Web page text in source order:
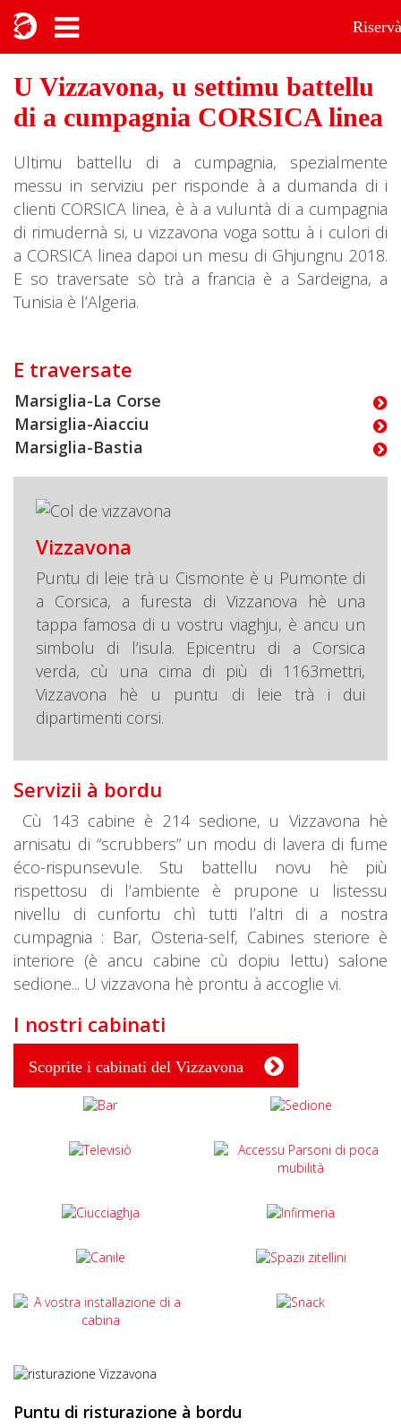
Riservà
U Vizzavona, u settimu battellu
di a cumpagnia CORSICA linea
Ultimu battellu di a cumpagnia, spezialmente
messu in serviziu per risponde à a dumanda di i
clienti CORSICA linea, è à a vuluntà di a cumpagnia
di rimudernà si, u vizzavona voga sottu à i culori di
a CORSICA linea dapoi un mesu di Ghjungnu 2018.
E so traversate sò trà a francia è a Sardeigna, a
Tunisia è l’Algeria.
E traversate
Marsiglia-La Corse
Marsiglia-Aiacciu
Marsiglia-Bastia
Vizzavona
Puntu di leie trà u Cismonte è u Pumonte di
a Corsica, a furesta di Vizzanova hè una
tappa famosa di u vostru viaghju, è ancu un
simbolu di l’isula. Epicentru di a Corsica
verda, cù una cima di più di 1163mettri,
Vizzavona hè u puntu di leie trà i dui
dipartimenti corsi.
Servizii à bordu
Cù 143 cabine è 214 sedione, u Vizzavona hè
arnisatu di “scrubbers” un modu di lavera di fume
éco-rispunsevule. Stu battellu novu hè più
rispettosu di l’ambiente è prupone u listessu
nivellu di cunfortu chì tutti l’altri di a nostra
cumpagnia : Bar, Osteria-self, Cabines steriore è
interiore (è ancu cabine cù dopiu lettu) salone
sedione... U vizzavona hè prontu à accoglie vi.
I nostri cabinati
Scoprite i cabinati del Vizzavona
Puntu di risturazione à bordu